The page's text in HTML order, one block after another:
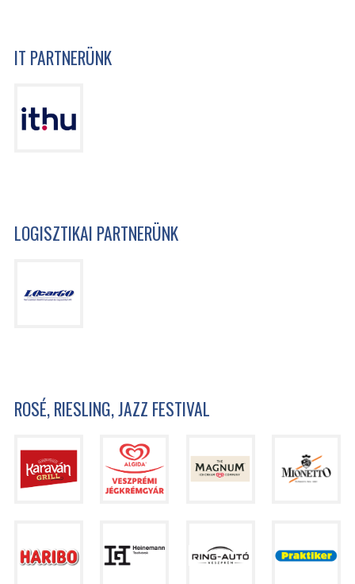
IT PARTNERÜNK
LOGISZTIKAI PARTNERÜNK
ROSÉ, RIESLING, JAZZ FESTIVAL